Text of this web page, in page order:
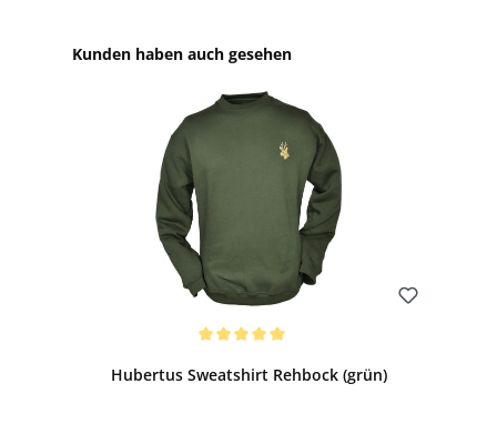
Produktgalerie überspringen
Kunden haben auch gesehen
Hubertus Sweatshirt Rehbock (grün)